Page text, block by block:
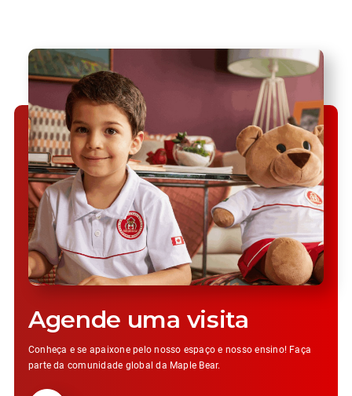
Agende uma visita
Conheça e se apaixone pelo nosso espaço e nosso ensino! Faça
parte da comunidade global da Maple Bear.